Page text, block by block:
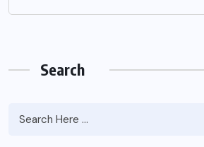
Search